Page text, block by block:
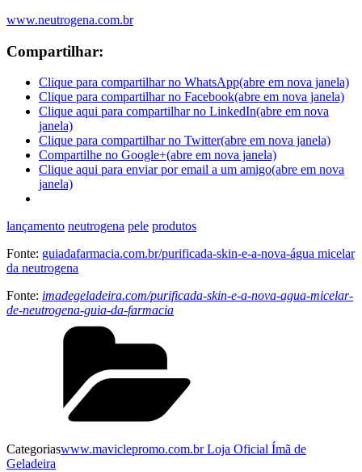
www.neutrogena.com.br
Compartilhar:
Clique para compartilhar no WhatsApp(abre em nova janela)
Clique para compartilhar no Facebook(abre em nova janela)
Clique aqui para compartilhar no LinkedIn(abre em nova
janela)
Clique para compartilhar no Twitter(abre em nova janela)
Compartilhe no Google+(abre em nova janela)
Clique aqui para enviar por email a um amigo(abre em nova
janela)
lançamento neutrogena pele produtos
Fonte: guiadafarmacia.com.br/purificada-skin-e-a-nova-água micelar
da neutrogena
Fonte: imadegeladeira.com/purificada-skin-e-a-nova-agua-micelar-
de-neutrogena-guia-da-farmacia
Categoriaswww.maviclepromo.com.br Loja Oficial Ímã de
Geladeira